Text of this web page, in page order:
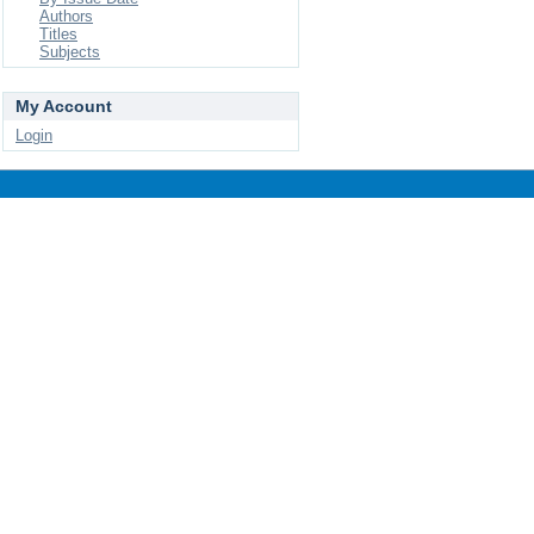
Authors
Titles
Subjects
My Account
Login